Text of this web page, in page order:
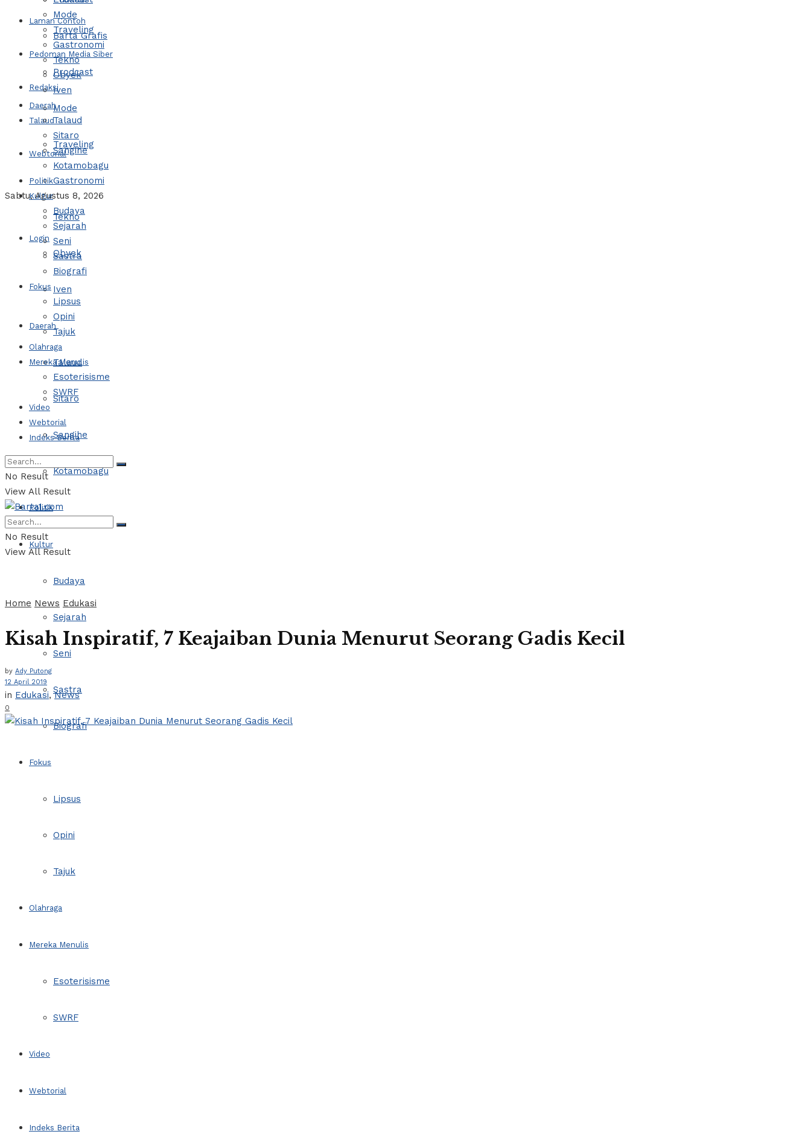
Laman Contoh
Pedoman Media Siber
Redaksi
Talaud
Webtorial
Sabtu, Agustus 8, 2026
Login
Barta Grafis
Prodcast
Mode
Traveling
Gastronomi
Tekno
Obyek
Iven
Daerah
Talaud
Sitaro
Sangihe
Kotamobagu
Politik
Kultur
Budaya
Sejarah
Seni
Sastra
Biografi
Fokus
Lipsus
Opini
Tajuk
Olahraga
Mereka Menulis
Esoterisisme
SWRF
Video
Webtorial
Indeks Berita
Mode
Traveling
Gastronomi
Tekno
Obyek
Iven
Daerah
Talaud
Sitaro
Sangihe
Kotamobagu
Politik
Kultur
Budaya
Sejarah
Seni
Sastra
Biografi
Fokus
Lipsus
Opini
Tajuk
Olahraga
Mereka Menulis
Esoterisisme
SWRF
Video
Webtorial
Indeks Berita
No Result
View All Result
No Result
View All Result
Home News Edukasi
Kisah Inspiratif, 7 Keajaiban Dunia Menurut Seorang Gadis Kecil
by Ady Putong
12 April 2019
in Edukasi,News
0